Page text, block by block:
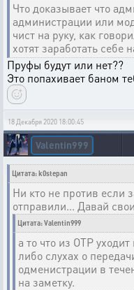
Что доказывает что
администрации или
чист на руку, как
хотят заработать
Пруфы будут или нет??
Это попахивает баном
18 Декабря 2020 18:00:45
Valentin999
Цитата: k0stepan
Ни кто не против если
отправили... Давай
Цитата: Valentin999
а то что из ОТР
либо слухах о
одменистрации в
на заметку.